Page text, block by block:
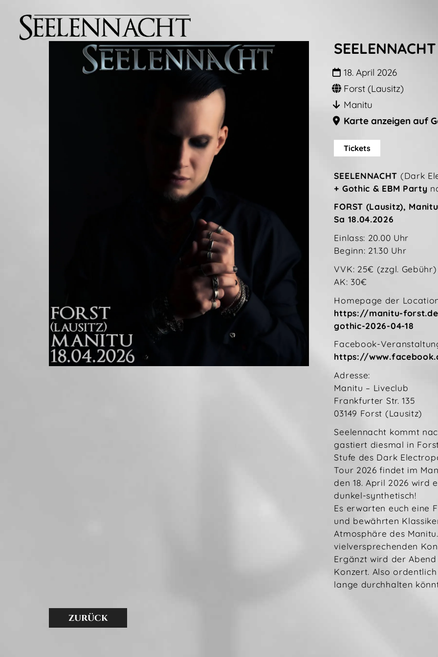
18. April 2026
Forst (Lausitz)
Manitu
Karte anzeigen auf
Tickets
SEELENNACHT (Dark
+ Gothic & EBM Party
FORST (Lausitz),
Sa 18.04.2026
Einlass: 20.00 Uhr
Beginn: 21.30 Uhr
VVK: 25€ (zzgl. Gebühr)
AK: 30€
Homepage der
https://manitu-
gothic-2026-04-18
Facebook-
https://
Adresse:
Manitu – Liveclub
Frankfurter Str. 135
03149 Forst (Lausitz)
Seelennacht kommt
gastiert diesmal in
Stufe des Dark
Tour 2026 findet im
den 18. April 2026 wird
dunkel-synthetisch!
Es erwarten euch eine
und bewährten
Atmosphäre des
vielversprechenden
Ergänzt wird der
Konzert. Also
lange durchhalten
zurück